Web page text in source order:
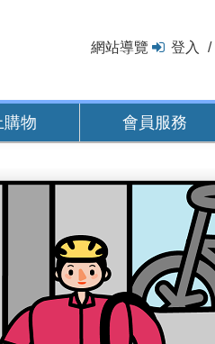
網站導覽 登入
購物 會員服務